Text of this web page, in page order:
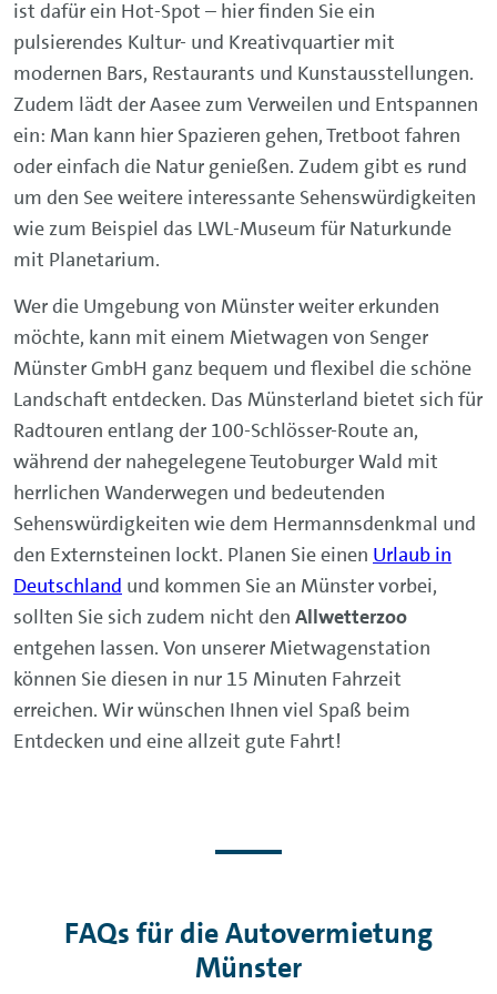
ist dafür ein Hot-Spot – hier finden Sie ein
pulsierendes Kultur- und Kreativquartier mit
modernen Bars, Restaurants und Kunstausstellungen.
Zudem lädt der Aasee zum Verweilen und Entspannen
ein: Man kann hier Spazieren gehen, Tretboot fahren
oder einfach die Natur genießen. Zudem gibt es rund
um den See weitere interessante Sehenswürdigkeiten
wie zum Beispiel das LWL-Museum für Naturkunde
mit Planetarium.
Wer die Umgebung von Münster weiter erkunden
möchte, kann mit einem Mietwagen von Senger
Münster GmbH ganz bequem und flexibel die schöne
Landschaft entdecken. Das Münsterland bietet sich für
Radtouren entlang der 100-Schlösser-Route an,
während der nahegelegene Teutoburger Wald mit
herrlichen Wanderwegen und bedeutenden
Sehenswürdigkeiten wie dem Hermannsdenkmal und
den Externsteinen lockt. Planen Sie einen Urlaub in
Deutschland und kommen Sie an Münster vorbei,
sollten Sie sich zudem nicht den Allwetterzoo
entgehen lassen. Von unserer Mietwagenstation
können Sie diesen in nur 15 Minuten Fahrzeit
erreichen. Wir wünschen Ihnen viel Spaß beim
Entdecken und eine allzeit gute Fahrt!
FAQs für die Autovermietung
Münster